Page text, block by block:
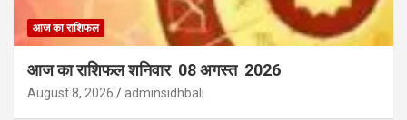
आज का राशिफल
आज का राशिफल शनिवार 08 अगस्त 2026
August 8, 2026 adminsidhbali